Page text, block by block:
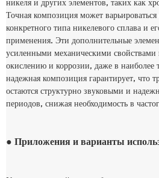
никеля и других элементов, таких как
Точная композиция может
конкретного типа никелевого сплава и
применения. Эти дополнительные
усиленными механическими свойствами
окислению и коррозии, даже в наиболее
надежная композиция гарантирует, что
остаются структурно звуковыми и
периодов, снижая необходимость в
● Приложения и варианты